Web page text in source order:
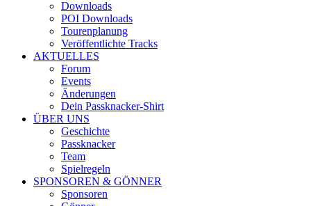
Downloads
POI Downloads
Tourenplanung
Veröffentlichte Tracks
AKTUELLES
Forum
Events
Änderungen
Dein Passknacker-Shirt
ÜBER UNS
Geschichte
Passknacker
Team
Spielregeln
SPONSOREN & GÖNNER
Sponsoren